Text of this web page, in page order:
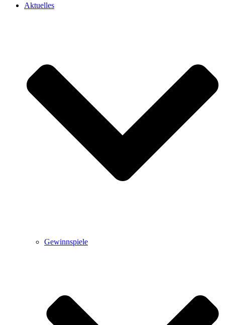
Aktuelles
Gewinnspiele